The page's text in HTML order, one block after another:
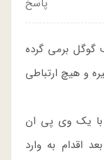
پاسخ
گوگل برمی گرده
و هیچ ارتباطی
با یک وی پی ان
اقدام به وارد